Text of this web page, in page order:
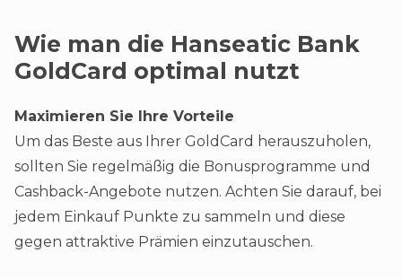
Wie man die Hanseatic Bank
GoldCard optimal nutzt
Maximieren Sie Ihre Vorteile
Um das Beste aus Ihrer GoldCard herauszuholen,
sollten Sie regelmäßig die Bonusprogramme und
Cashback-Angebote nutzen. Achten Sie darauf, bei
jedem Einkauf Punkte zu sammeln und diese
gegen attraktive Prämien einzutauschen.